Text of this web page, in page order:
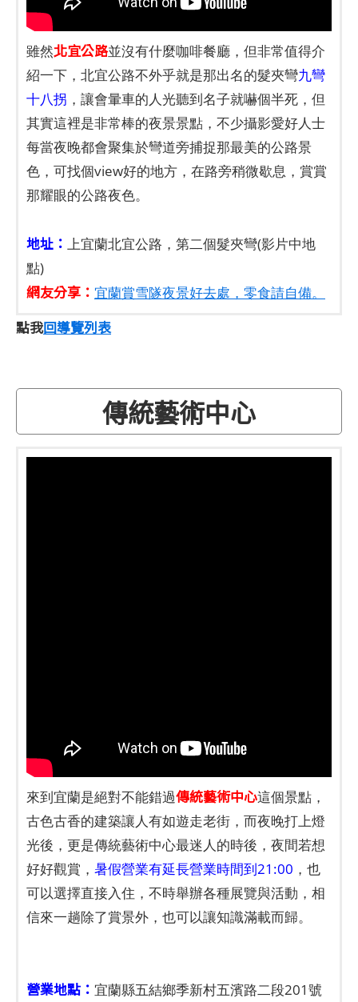
雖然北宜公路並沒有什麼咖啡餐廳，但非常值得介
紹一下，北宜公路不外乎就是那出名的髮夾彎九彎
十八拐 ，讓會暈車的人光聽到名子就嚇個半死，但
其實這裡是非常棒的夜景景點，不少攝影愛好人士
每當夜晚都會聚集於彎道旁捕捉那最美的公路景
色，可找個view好的地方，在路旁稍微歇息，賞賞
那耀眼的公路夜色。
地址： 上宜蘭北宜公路，第二個髮夾彎(影片中地
點)
網友分享： 宜蘭賞雪隧夜景好去處，零食請自備。
點我回導覽列表
傳統藝術中心
來到宜蘭是絕對不能錯過傳統藝術中心這個景點，
古色古香的建築讓人有如遊走老街，而夜晚打上燈
光後，更是傳統藝術中心最迷人的時後，夜間若想
好好觀賞， 暑假營業有延長營業時間到21:00 ，也
可以選擇直接入住，不時舉辦各種展覽與活動，相
信來一趟除了賞景外，也可以讓知識滿載而歸。
營業地點： 宜蘭縣五結鄉季新村五濱路二段201號